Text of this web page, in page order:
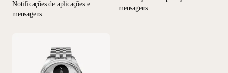
Notificações de aplicações e
mensagens
mensagens